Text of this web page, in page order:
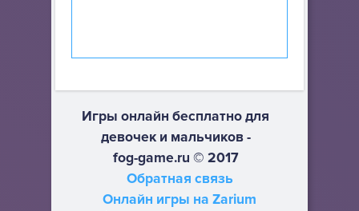
Игры онлайн бесплатно для
девочек и мальчиков -
fog-game.ru © 2017
Обратная связь
Онлайн игры на Zarium